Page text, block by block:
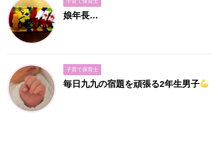
娘年長…
子育て保育士
毎日九九の宿題を頑張る2年生男子